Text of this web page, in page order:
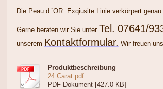
Die Peau d `OR Exqiusite Linie verkörpert
Gerne beraten wir Sie unter Tel. 07641/
unserem Kontaktformular. Wir freuen
Produktbeschreibung
24 Carat.pdf
PDF-Dokument [427.0 KB]